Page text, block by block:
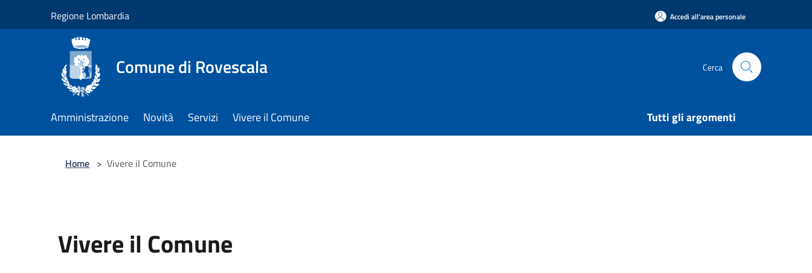
Regione Lombardia Accedi all'area personale
Comune di Rovescala Cerca
Amministrazione Novità Servizi Vivere il Comune Tutti gli argomenti
Home > Vivere il Comune
Vivere il Comune